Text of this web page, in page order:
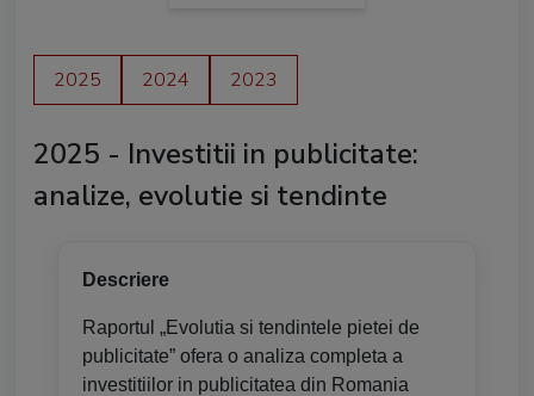
2025 2024 2023
2025 - Investitii in publicitate:
analize, evolutie si tendinte
Descriere
Raportul „Evolutia si tendintele pietei de
publicitate” ofera o analiza completa a
investitiilor in publicitatea din Romania